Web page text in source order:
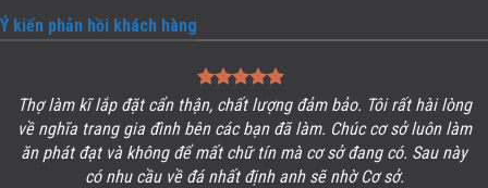
Ý kiến phản hồi khách hàng
Thợ làm kĩ lắp đặt cẩn thận, chất lượng đảm bảo. Tôi rất hài lòng
về nghĩa trang gia đìnhbên các bạn đã làm. Chúc cơ sở luôn làm
ăn phát đạt và không để mất chữ tín mà cơ sở đang có. Sau này
có nhu cầu về đá nhất định anh sẽ nhờ Cơ sở.